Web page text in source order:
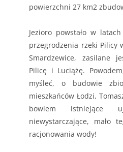
powierzchni 27 km2
Jezioro powstało w
przegrodzenia rzeki Pilicy
Smardzewice, zasilane
Pilicę i Luciążę.
myśleć, o budowie
mieszkańców Łodzi,
bowiem istniejące
niewystarczające, mało
racjonowania wody!